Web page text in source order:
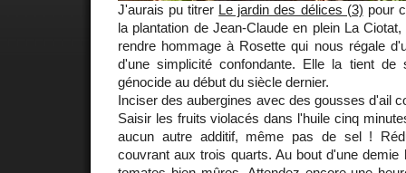
J'aurais pu titrer Le jardin des délices (3) pour
la plantation de Jean-Claude en plein La
rendre hommage à Rosette qui nous régale
d'une simplicité confondante. Elle la tient de
génocide au début du siècle dernier.
Inciser des aubergines avec des gousses d'ail
Saisir les fruits violacés dans l'huile cinq
aucun autre additif, même pas de sel !
couvrant aux trois quarts. Au bout d'une demie